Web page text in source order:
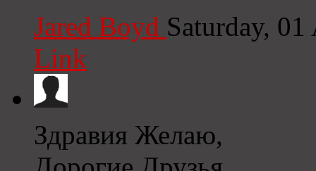
Jared Boyd Saturday,
Link
Здравия Желаю,